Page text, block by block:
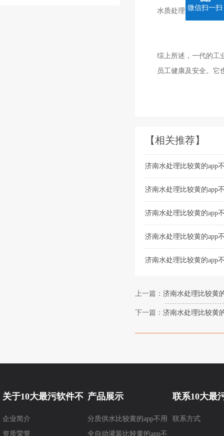
水质处理的效率。
综上所述，一代
员工健康及安全。它
【相关推荐】
济南水处理比较黄的app
济南水处理比较黄的app
济南水处理比较黄的app
济南水处理比较黄的app
济南水处理比较黄的app不
上一篇： 济南水处理比较黄的
下一篇： 济南水处理比较黄
关于10大最污软件不
企业简介
资质荣誉
产品展示
分质供水比较黄的app不用
充会员
全自动灌装比较黄的app不
联系10大最
联系方式
微信扫一扫